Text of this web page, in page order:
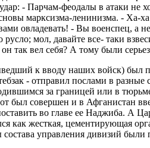
- Парчам-феодалы в атаки не
марксизма-ленинизма. - Ха-
овладевать! - Вы военспец,
мол, давайте все- таки
так вел себя? А тому были
к вводу наших войск) был
- отправил послами в
за границей или в
был совершен и в Афганистан
во главе ее Наджиба. А
как жесткая, цементирующая
управления дивизий были